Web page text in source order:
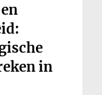
in